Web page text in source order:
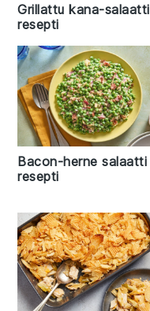
Grillattu kana-salaatti
resepti
Bacon-herne salaatti
resepti